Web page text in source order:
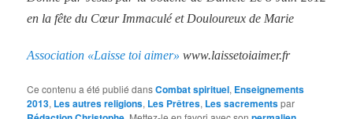
en la fête du Cœur Immaculé et Douloureux de Marie
Association «Laisse toi aimer» www.laissetoiaimer.fr
Ce contenu a été publié dansCombat spirituel, Enseignements
2013, Les autres religions, Les Prêtres, Les sacrementspar